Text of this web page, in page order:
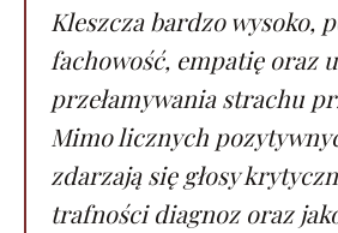
Kleszcza bardzo wysoko,
fachowość, empatię oraz
przełamywania strachu
Mimo licznych
zdarzają się głosy
trafności diagnoz oraz